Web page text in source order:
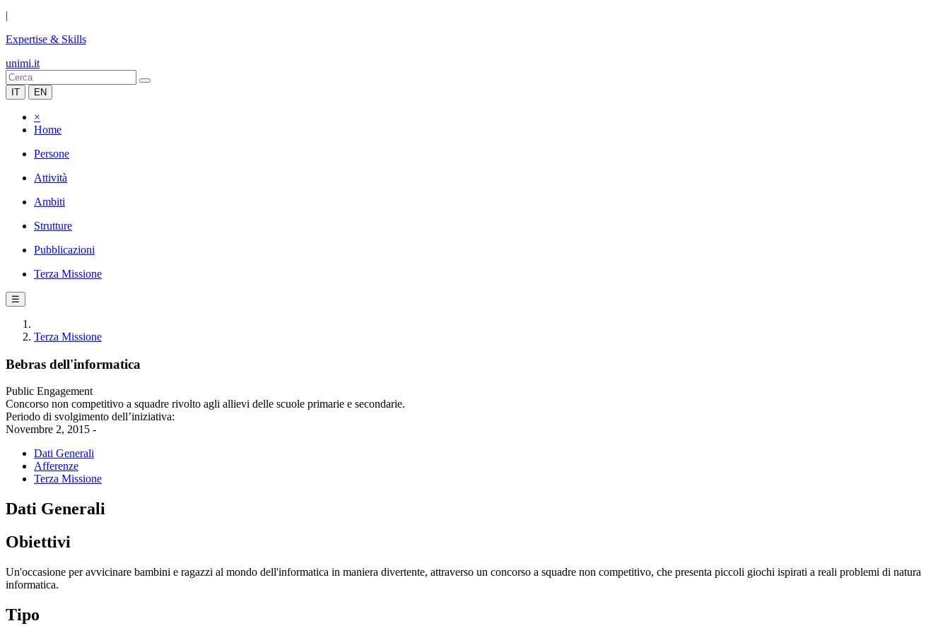
|
Expertise & Skills
unimi.it
IT EN
×
Home
Persone
Attività
Ambiti
Strutture
Pubblicazioni
Terza Missione
☰
Terza Missione
Bebras dell'informatica
Public Engagement
Concorso non competitivo a squadre rivolto agli allievi delle scuole primarie e secondarie.
Periodo di svolgimento dell’iniziativa:
Novembre 2, 2015 -
Dati Generali
Afferenze
Terza Missione
Dati Generali
Obiettivi
Un'occasione per avvicinare bambini e ragazzi al mondo dell'informatica in maniera divertente, attraverso un concorso a squadre non competitivo, che presenta piccoli giochi ispirati a reali problemi di natura
informatica.
Tipo